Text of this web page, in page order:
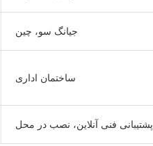
جیانگ سو، چین
ساختمان اداری
پشتیبانی فنی آنلاین، نصب در محل